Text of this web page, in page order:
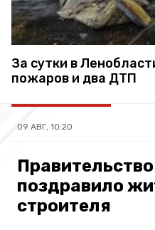
За сутки в
пожаров и два ДТП
09 АВГ, 10:20
поздравило
строителя